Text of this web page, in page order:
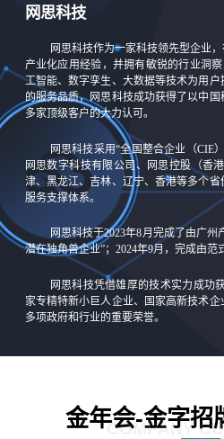
网思科技
网思科技作为一家科技领先型企业
产业化应用经验，并拥有敏锐的行业洞
工智能、数字孪生、大数据等技术为用
的服务品质，网思科技成功获得了以中
多家顶级客户的大力认可。
网思科技采用“全国整合企业（CIE
网思数字科技有限公司、网思控股（香
津、黑龙江、吉林、辽宁、香港等多个
服务支撑体系。
网思科技于2023年8月完成了由广
潜在独角兽企业”；2024年9月，完成由
网思科技凭借雄厚的技术实力成功
家专精特新小巨人企业、国家高新技术
多项政府和行业的重要荣誉。
金年会-金字招
COMPANY